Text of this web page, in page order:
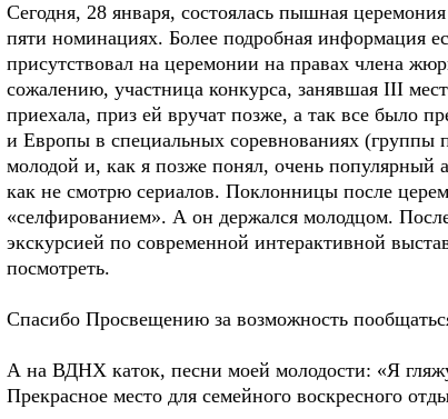
Сегодня, 28 января, состоялась пышная
пяти номинациях. Более подробная информация
присутствовал на церемонии на правах члена
сожалению, участница конкурса, занявшая III
приехала, приз ей вручат позже, а так все было
и Европы в специальных соревнованиях
молодой и, как я позже понял, очень популярный
как не смотрю сериалов. Поклонницы после
«селфированием». А он держался молодцом.
экскурсией по современной интерактивной
посмотреть.
Спасибо Просвещению за возможность
А на ВДНХ каток, песни моей молодости: «Я
Прекрасное место для семейного воскресного